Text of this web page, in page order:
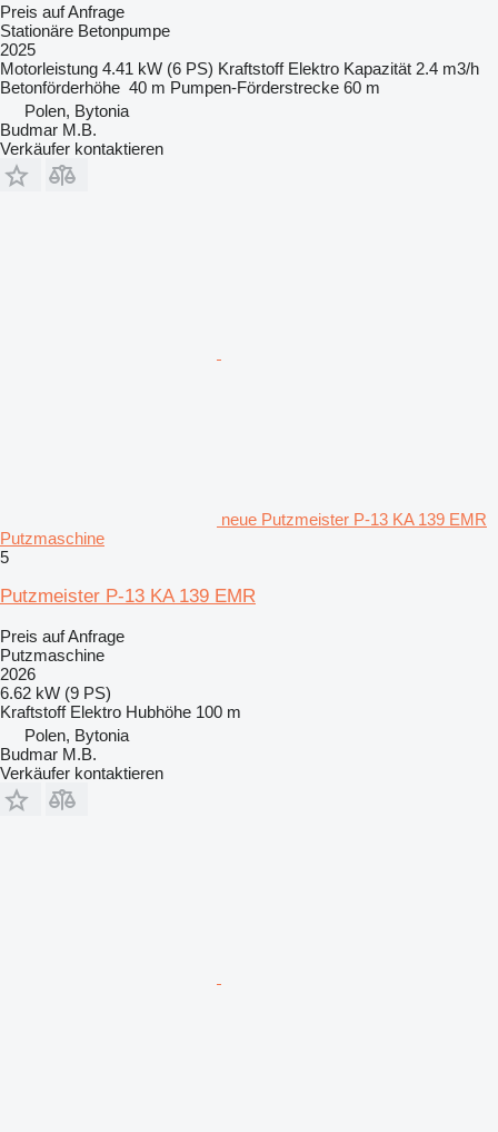
Preis auf Anfrage
Stationäre Betonpumpe
2025
Motorleistung 4.41 kW (6 PS) Kraftstoff Elektro Kapazität 2.4 m3/h
Betonförderhöhe 40 m Pumpen-Förderstrecke 60 m
Polen, Bytonia
Budmar M.B.
Verkäufer kontaktieren
neue Putzmeister P-13 KA 139 EMR
Putzmaschine
5
Putzmeister P-13 KA 139 EMR
Preis auf Anfrage
Putzmaschine
2026
6.62 kW (9 PS)
Kraftstoff Elektro Hubhöhe 100 m
Polen, Bytonia
Budmar M.B.
Verkäufer kontaktieren